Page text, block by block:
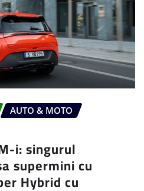
AUTO & MOTO
i: singurul
supermini cu
Hybrid cu